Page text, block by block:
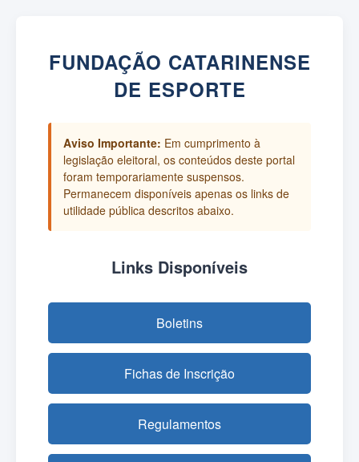
FUNDAÇÃO CATARINENSE
DE ESPORTE
Aviso Importante: Em cumprimento à
legislação eleitoral, os conteúdos deste portal
foram temporariamente suspensos.
Permanecem disponíveis apenas os links de
utilidade pública descritos abaixo.
Links Disponíveis
Boletins
Fichas de Inscrição
Regulamentos